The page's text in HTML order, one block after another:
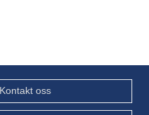
Kontakt oss